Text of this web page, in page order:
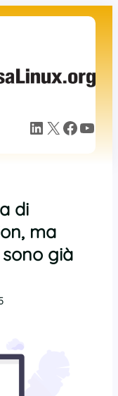
LinkedIn X Facebook YouTube
di
ma
già